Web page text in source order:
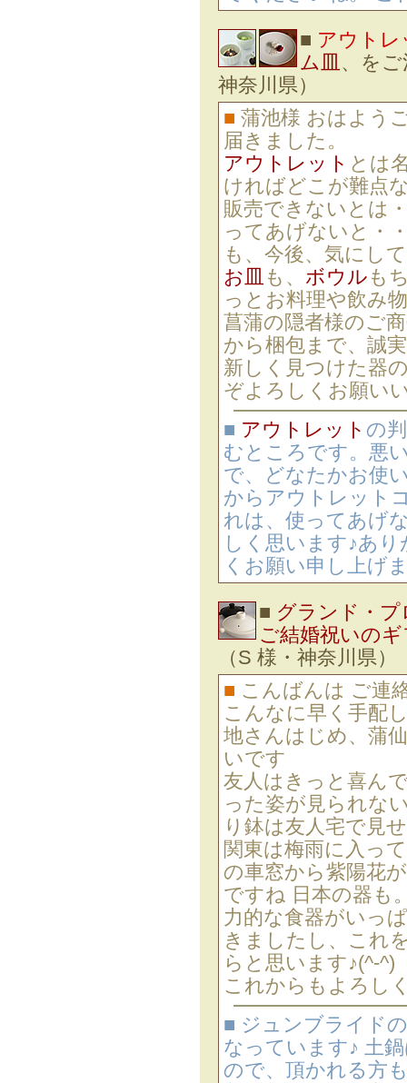
■ アウトレ
ム皿 、を
神奈川県）
■ 蒲池様 おはよう
届きました。
アウトレット とは
ければどこが難点
販売できないとは
ってあげないと・
も、今後、気にし
お皿 も、 ボウル も
っとお料理や飲み
菖蒲の隠者様のご
から梱包まで、誠
新しく見つけた器
ぞよろしくお願い
■ アウトレット の
むところです。悪
で、どなたかお使
からアウトレット
れは、使ってあげ
しく思います♪あ
くお願い申し上げ
■ グランド・
ご結婚祝いの
（S 様・神奈川県）
■ こんばんは ご連
こんなに早く手配
地さんはじめ、蒲
いです
友人はきっと喜ん
った姿が見られな
り鉢は友人宅で見
関東は梅雨に入っ
の車窓から紫陽花
ですね 日本の器も
力的な食器がいっ
きましたし、これ
らと思います♪(^-^)
これからもよろし
■ ジュンブライド
なっています♪ 土
ので、頂かれる方